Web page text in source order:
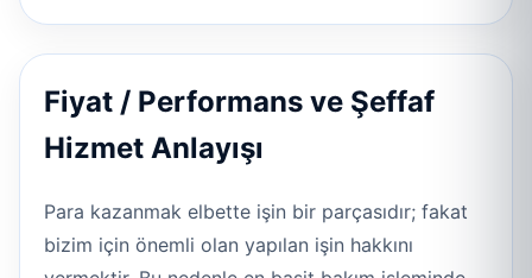
Fiyat / Performans ve Şeffaf
Hizmet Anlayışı
Para kazanmak elbette işin bir parçasıdır; fakat
bizim için önemli olan yapılan işin hakkını